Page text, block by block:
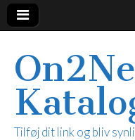
Tilføj dit link og bliv